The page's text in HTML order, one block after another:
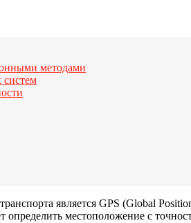
методами
систем
является GPS (Global
определить местоположение с